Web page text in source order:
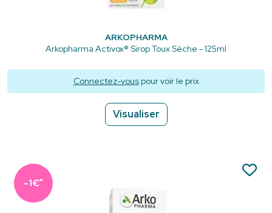
ARKOPHARMA
Arkopharma Activox® Sirop Toux Sèche - 125ml
Connectez-vouspour voir le prix
Visualiser
-1€*